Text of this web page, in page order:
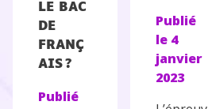
LE BAC
DE
FRANÇ
AIS ?
Publié
Publié
le 4
janvier
2023